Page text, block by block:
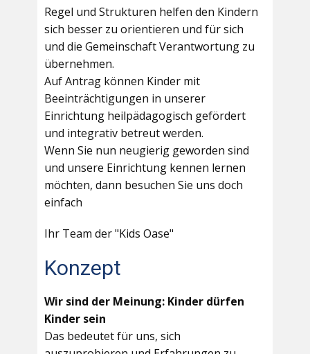
Regel und Strukturen helfen den Kindern
sich besser zu orientieren und für sich
und die Gemeinschaft Verantwortung zu
übernehmen.
Auf Antrag können Kinder mit
Beeinträchtigungen in unserer
Einrichtung heilpädagogisch gefördert
und integrativ betreut werden.
Wenn Sie nun neugierig geworden sind
und unsere Einrichtung kennen lernen
möchten, dann besuchen Sie uns doch
einfach
Ihr Team der "Kids Oase"
Konzept
Wir sind der Meinung: Kinder dürfen
Kinder sein
Das bedeutet für uns, sich